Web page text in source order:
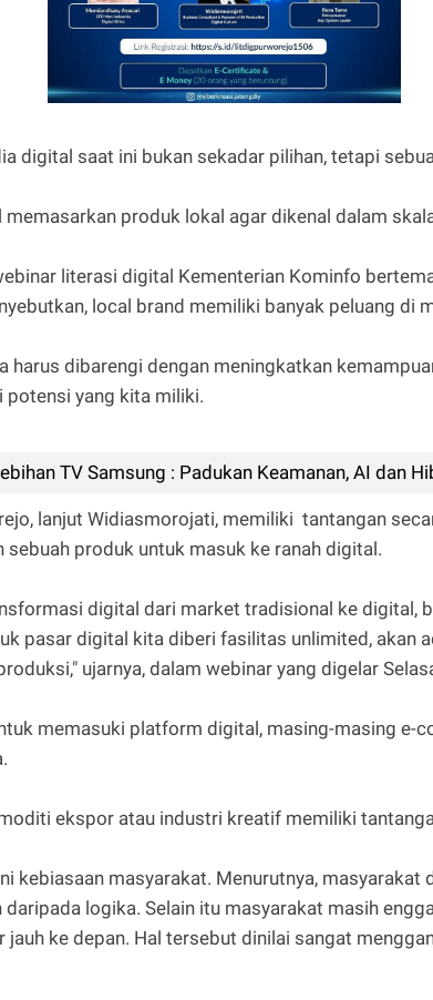
digital saat ini bukan sekadar pilihan, tetapi
memasarkan produk lokal agar dikenal dalam
literasi digital Kementerian Kominfo
local brand memiliki banyak peluang di
harus dibarengi dengan meningkatkan
yang kita miliki.
TV Samsung : Padukan Keamanan, AI dan
lanjut Widiasmorojati, memiliki tantangan
produk untuk masuk ke ranah digital.
digital dari market tradisional ke digital,
pasar digital kita diberi fasilitas unlimited, akan
ujarnya, dalam webinar yang digelar
memasuki platform digital, masing-masing e-
ekspor atau industri kreatif memiliki
kebiasaan masyarakat. Menurutnya, masyarakat
logika. Selain itu masyarakat masih
jauh ke depan. Hal tersebut dinilai sangat